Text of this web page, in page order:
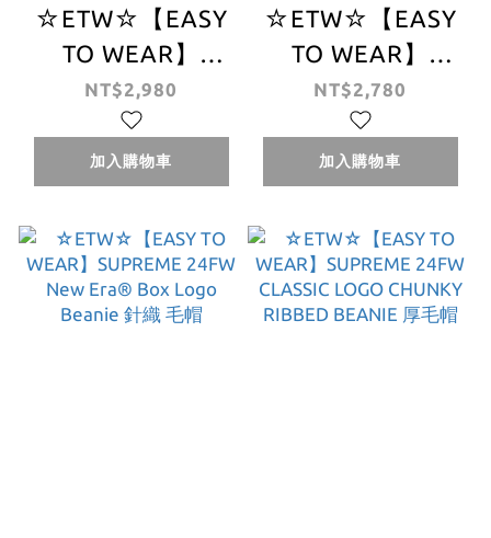
☆ETW☆【EASY
TO WEAR】
SUPREME 24FW
New Era® S Logo
Beanie 毛帽
NT$2,980
加入購物車
☆ETW☆【EASY
TO WEAR】
SUPREME 24FW
Big Logo Beanie
毛帽
NT$2,780
加入購物車